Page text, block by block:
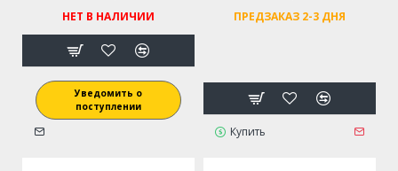
НЕТ В НАЛИЧИИ
Уведомить о
поступлении
ПРЕДЗАКАЗ 2-3 ДНЯ
Купить